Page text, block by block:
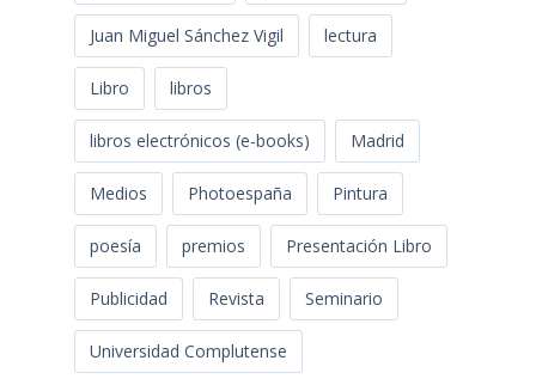
Juan Miguel Sánchez Vigil lectura
Libro libros
libros electrónicos (e-books) Madrid
Medios Photoespaña Pintura
poesía premios Presentación Libro
Publicidad Revista Seminario
Universidad Complutense